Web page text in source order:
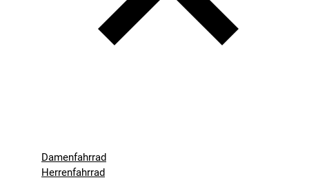
Damenfahrrad
Herrenfahrrad